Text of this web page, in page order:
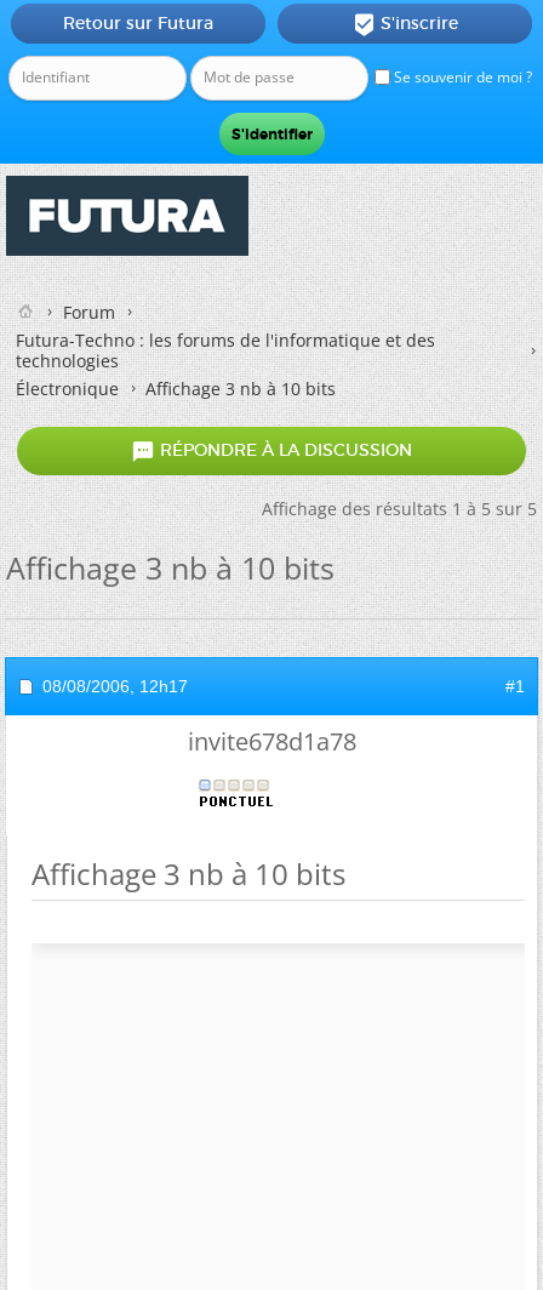
Se souvenir de moi ?
Retour sur Futura  S'inscrire
Forum
Futura-Techno : les forums de l'informatique et des
technologies
Électronique
Affichage 3 nb à 10 bits
 RÉPONDRE À LA DISCUSSION
Affichage des résultats 1 à 5 sur 5
Affichage 3 nb à 10 bits
08/08/2006, 12h17 #1
invite678d1a78
Affichage 3 nb à 10 bits